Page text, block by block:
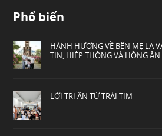
Phổ biến
HÀNH HƯƠNG VỀ BÊN MẸ LA
TIN, HIỆP THÔNG VÀ HỒNG ÂN
LỜI TRI ÂN TỪ TRÁI TIM